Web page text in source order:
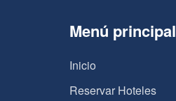
Menú principal
Inicio
Reservar Hoteles